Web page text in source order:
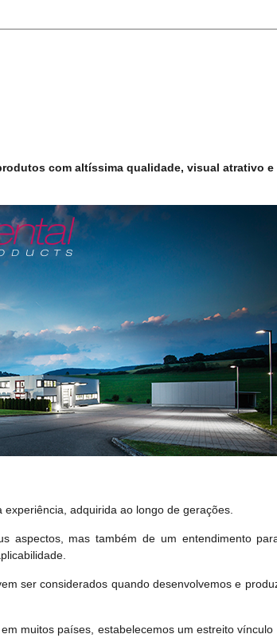
com altíssima qualidade, visual atrativo e
adquirida ao longo de gerações.
aspectos, mas também de um entendimento
ser considerados quando desenvolvemos e
muitos países, estabelecemos um estreito